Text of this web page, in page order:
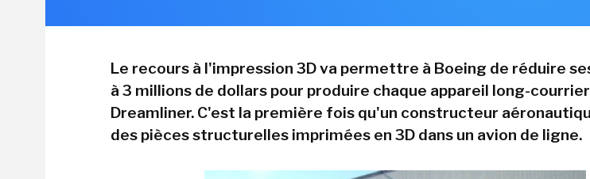
Le recours à l'impression 3D va permettre à Boeing de réduire
à 3 millions de dollars pour produire chaque appareil long-
Dreamliner. C'est la première fois qu'un constructeur
des pièces structurelles imprimées en 3D dans un avion de ligne.